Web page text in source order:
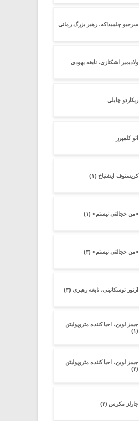
سرجیو چلیبیداکه، رهبر بزرگ رمانی
ولادیمیر اشکنازی، نابغه یهودی
ریکاردو چایلی
اتو کلمپرر
کریستوف ایشنباخ (۱)
«من خجالتی نیستم» (۱)
«من خجالتی نیستم» (۳)
آرتور توسکانینی، نابغه رهبری (۳)
جیمز لوین، احیا کننده متروپولیتن
(۱)
جیمز لوین، احیا کننده متروپولیتن
(۲)
چارلز مکرس (۲)